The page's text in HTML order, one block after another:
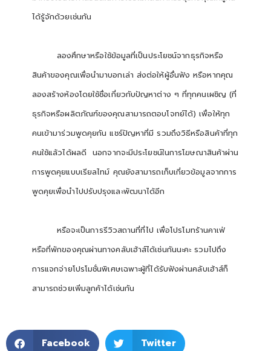
ได้รู้จักด้วยเช่นกัน
ลองศึกษาหรือใช้ข้อมูลที่เป็นประโยชน์จากธุรกิจหรือ
สินค้าของคุณเพื่อนำมาบอกเล่า ส่งต่อให้ผู้อื่นฟัง หรือหากคุณ
ลองสร้างห้องโดยใช้ชื่อเกี่ยวกับปัญหาต่าง ๆ ที่ทุกคนเผชิญ (ที่
ธุรกิจหรือผลิตภัณฑ์ของคุณสามารถตอบโจทย์ได้) เพื่อให้ทุก
คนเข้ามาร่วมพูดคุยกัน แชร์ปัญหาที่มี รวมถึงวิธีหรือสินค้าที่ทุก
คนใช้แล้วได้ผลดี นอกจากจะมีประโยชน์ในการโฆษณาสินค้าผ่าน
การพูดคุยแบบเรียลไทม์ คุณยังสามารถเก็บเกี่ยวข้อมูลจากการ
พูดคุยเพื่อนำไปปรับปรุงและพัฒนาได้อีก
หรือจะเป็นการรีวิวสถานที่ที่ไป เพื่อโปรโมทร้านคาเฟ่
หรือที่พักของคุณผ่านทางคลับเฮ้าส์ได้เช่นกันนะคะ รวมไปถึง
การแจกจ่ายโปรโมชั่นพิเศษเฉพาะผู้ที่ได้รับฟังผ่านคลับเฮ้าส์ก็
สามารถช่วยเพิ่มลูกค้าได้เช่นกัน
Facebook Twitter